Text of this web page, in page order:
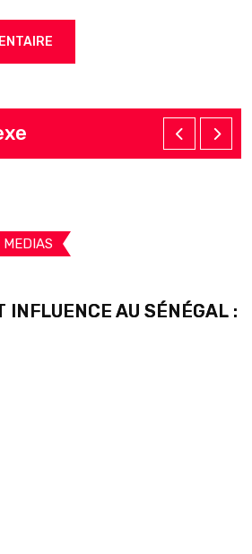
MEDIAS
INFLUENCE AU SÉNÉGAL :